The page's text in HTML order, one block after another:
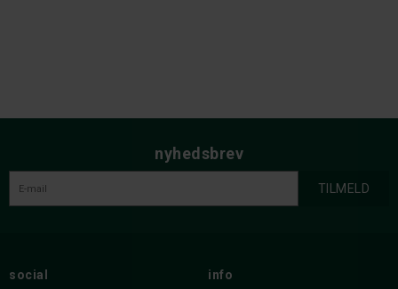
nyhedsbrev
social info